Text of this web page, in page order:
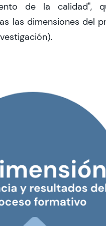
de la calidad",
las dimensiones del